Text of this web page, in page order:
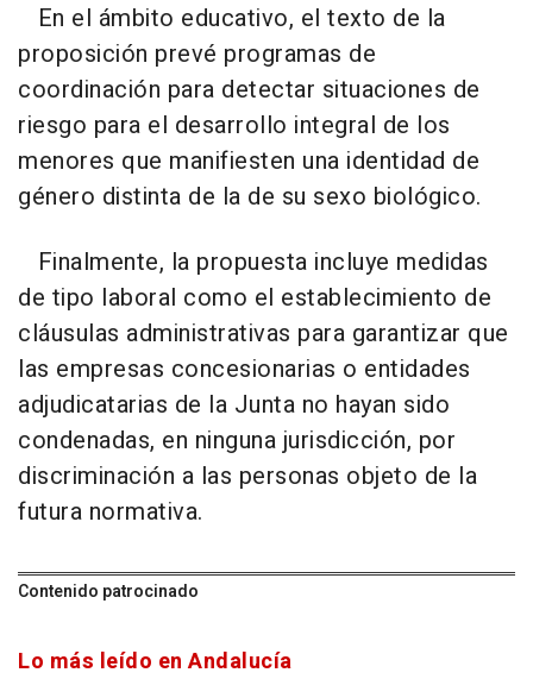
En el ámbito educativo, el texto de la
proposición prevé programas de
coordinación para detectar situaciones de
riesgo para el desarrollo integral de los
menores que manifiesten una identidad de
género distinta de la de su sexo biológico.
Finalmente, la propuesta incluye medidas
de tipo laboral como el establecimiento de
cláusulas administrativas para garantizar que
las empresas concesionarias o entidades
adjudicatarias de la Junta no hayan sido
condenadas, en ninguna jurisdicción, por
discriminación a las personas objeto de la
futura normativa.
Contenido patrocinado
Lo más leído en Andalucía